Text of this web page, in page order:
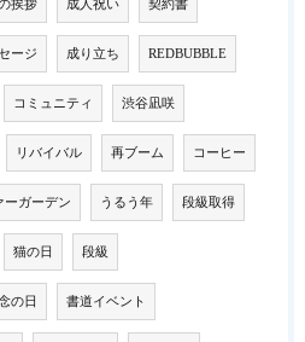
挨拶 成人祝い 契約書
ージ 成り立ち REDBUBBLE
コミュニティ 渋谷凪咲
リバイバル 再ブーム コーヒー
ーガーデン うるう年 段級取得
猫の日 段級
の日 書道イベント